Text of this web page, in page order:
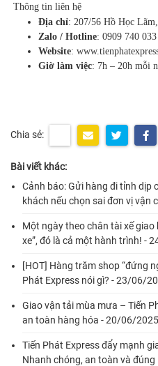
Thông tin liên hệ
Địa chỉ: 207/56 Hồ Học
Zalo / Hotline: 0909 740 033
Website:
Giờ làm việc: 7h – 20h mỗi
Chia sẻ:
Bài viết khác:
Cảnh báo: Gửi hàng đi tỉnh dịp
khách nếu chọn sai đơn vị vận
Một ngày theo chân tài xế giao
xe”, đó là cả một hành trình! -
[HOT] Hàng trăm shop “đứng
Phát Express nói gì? - 23/06/
Giao vận tải mùa mưa – Tiến
an toàn hàng hóa - 20/06/2025
Tiến Phát Express đẩy mạnh
Nhanh chóng, an toàn và